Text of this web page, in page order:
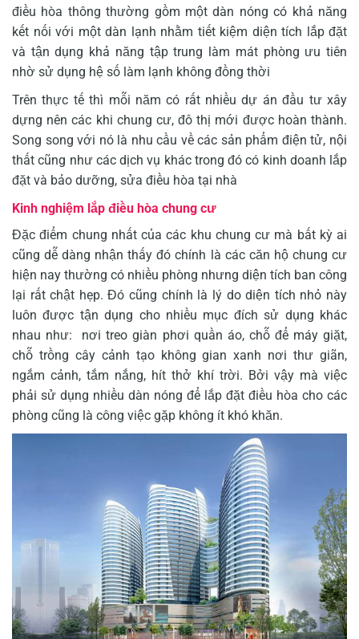
điều hòa thông thường gồm một dàn nóng có khả năng
kết nối với một dàn lạnh nhằm tiết kiệm diện tích lắp đặt
và tận dụng khả năng tập trung làm mát phòng ưu tiên
nhờ sử dụng hệ số làm lạnh không đồng thời
Trên thực tế thì mỗi năm có rất nhiều dự án đầu tư xây
dựng nên các khi chung cư, đô thị mới được hoàn thành.
Song song với nó là nhu cầu về các sản phẩm điện tử, nội
thất cũng như các dịch vụ khác trong đó có kinh doanh lắp
đặt và bảo dưỡng, sửa điều hòa tại nhà
Kinh nghiệm lắp điều hòa chung cư
Đặc điểm chung nhất của các khu chung cư mà bất kỳ ai
cũng dễ dàng nhận thấy đó chính là các căn hộ chung cư
hiện nay thường có nhiều phòng nhưng diện tích ban công
lại rất chật hẹp. Đó cũng chính là lý do diện tích nhỏ này
luôn được tận dụng cho nhiều mục đích sử dụng khác
nhau như: nơi treo giàn phơi quần áo, chỗ để máy giặt,
chỗ trồng cây cảnh tạo không gian xanh nơi thư giãn,
ngắm cảnh, tắm nắng, hít thở khí trời. Bởi vậy mà việc
phải sử dụng nhiều dàn nóng để lắp đặt điều hòa cho các
phòng cũng là công việc gặp không ít khó khăn.